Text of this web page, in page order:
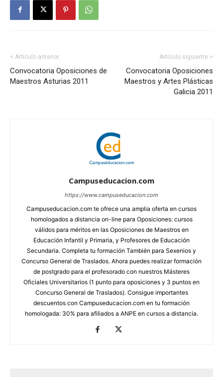
< Artículo anterior
Convocatoria Oposiciones de
Maestros Asturias 2011
Artículo siguiente >
Convocatoria Oposiciones
Maestros y Artes Plásticas
Galicia 2011
Campuseducacion.com
https://www.campuseducacion.com
Campuseducacion.com te ofrece una amplia oferta en cursos
homologados a distancia on-line para Oposiciones: cursos
válidos para méritos en las Oposiciones de Maestros en
Educación Infantil y Primaria, y Profesores de Educación
Secundaria. Completa tu formación También para Sexenios y
Concurso General de Traslados. Ahora puedes realizar formación
de postgrado para el profesorado con nuestros Másteres
Oficiales Universitarios (1 punto para oposiciones y 3 puntos en
Concurso General de Traslados). Consigue importantes
descuentos con Campuseducacion.com en tu formación
homologada: 30% para afiliados a ANPE en cursos a distancia.